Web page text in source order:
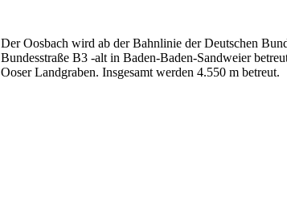
Der Oosbach wird ab der Bahnlinie der Deutschen
Bundesstraße B3 -alt in Baden-Baden-Sandweier
Ooser Landgraben. Insgesamt werden 4.550 m betreut.